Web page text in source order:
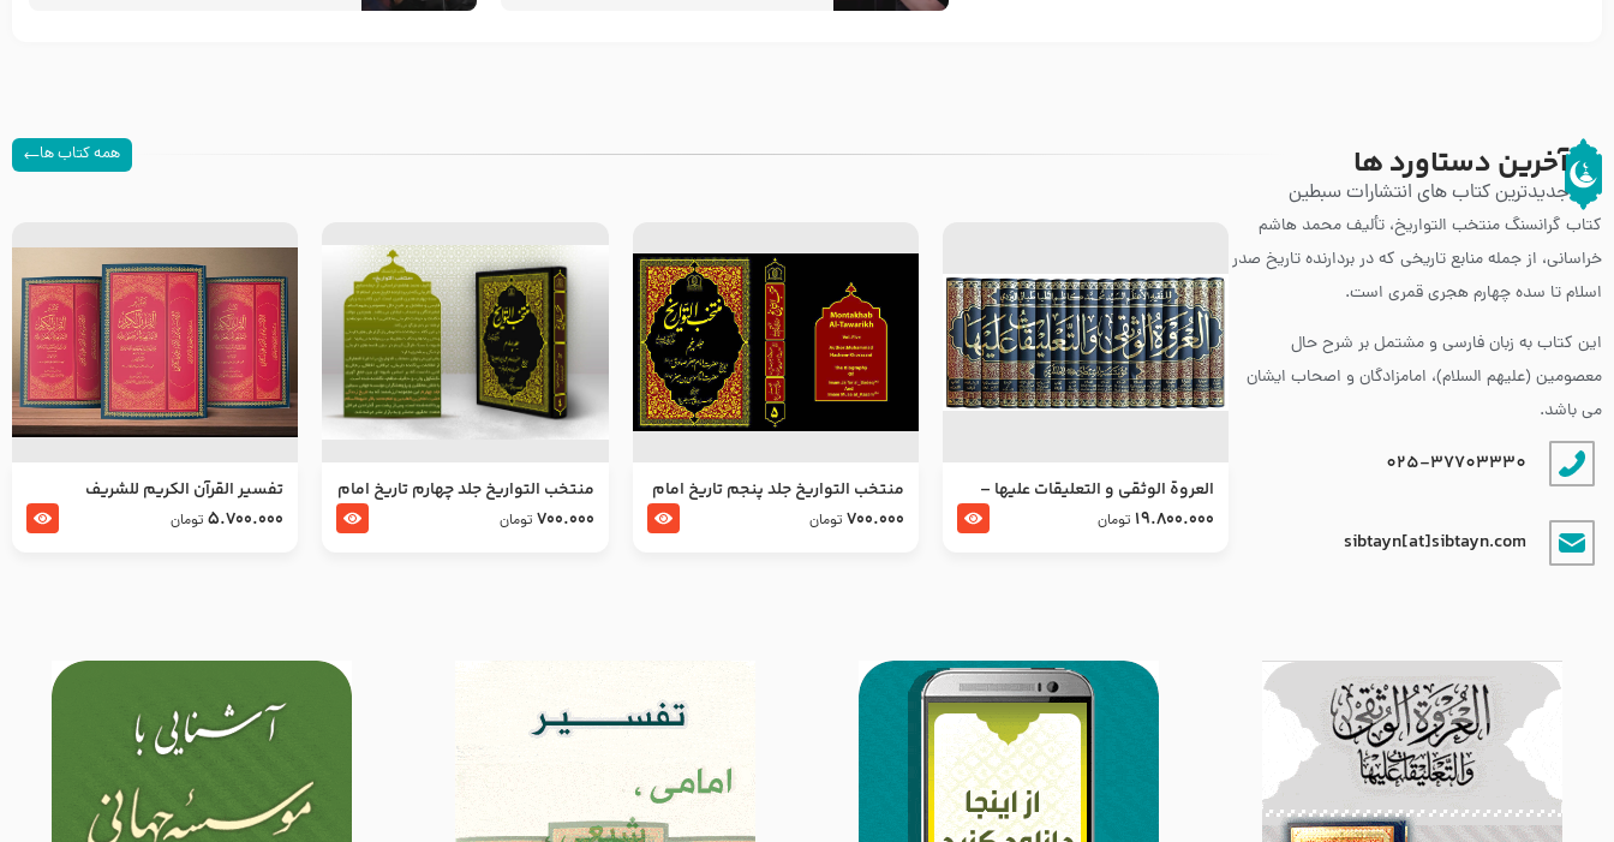
آخرین دستاورد ها
جدیدترین کتاب های انتشارات سبطین
همه کتاب ها
کتاب گرانسنگ منتخب التواريخ، تألیف محمد هاشم
خراسانی، از جمله منابع تاریخی که در بردارنده تاریخ صدر
اسلام تا سده چهارم هجری قمری است.
این کتاب به زبان فارسی و مشتمل بر شرح حال
معصومین (علیهم السلام)، امامزادگان و اصحاب ایشان
می باشد.
025-37703330
sibtayn[at]sibtayn.com
العروة الوثقى و التعليقات عليها –
طرح جدید
19.800.000 تومان
منتخب التواریخ جلد پنجم تاریخ امام
جعفر صادق و امام موسی بن جعفر
700.000 تومان
منتخب التواریخ جلد چهارم تاریخ امام
زین العابدین و امام محمد باقر
700.000 تومان
تفسير القرآن الكريم للشريف
المرتضي قدس سرّه
5.700.000 تومان